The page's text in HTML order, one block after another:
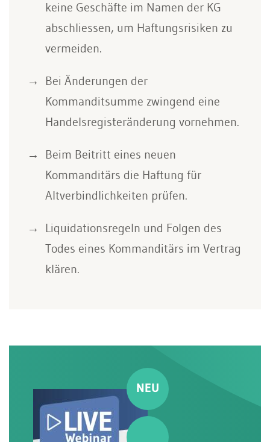
keine Geschäfte im Namen der KG
abschliessen, um Haftungsrisiken zu
vermeiden.
Bei Änderungen der
Kommanditsumme zwingend eine
Handelsregisteränderung vornehmen.
Beim Beitritt eines neuen
Kommanditärs die Haftung für
Altverbindlichkeiten prüfen.
Liquidationsregeln und Folgen des
Todes eines Kommanditärs im Vertrag
klären.